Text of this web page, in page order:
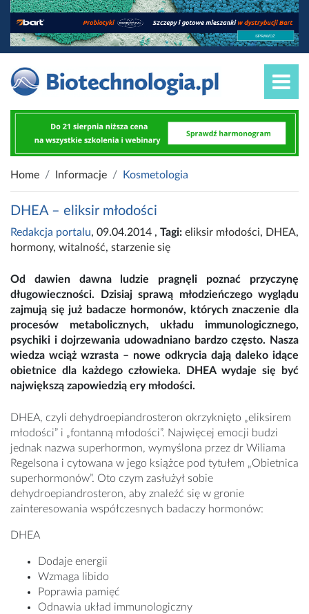
Home Informacje Kosmetologia
DHEA – eliksir młodości
Redakcja portalu, 09.04.2014 , Tagi: eliksir młodości, DHEA,
hormony, witalność, starzenie się
Od dawien dawna ludzie pragnęli poznać przyczynę
długowieczności. Dzisiaj sprawą młodzieńczego wyglądu
zajmują się już badacze hormonów, których znaczenie dla
procesów metabolicznych, układu immunologicznego,
psychiki i dojrzewania udowadniano bardzo często. Nasza
wiedza wciąż wzrasta – nowe odkrycia dają daleko idące
obietnice dla każdego człowieka. DHEA wydaje się być
największą zapowiedzią ery młodości.
DHEA, czyli dehydroepiandrosteron okrzyknięto „eliksirem
młodości” i „fontanną młodości”. Najwięcej emocji budzi
jednak nazwa superhormon, wymyślona przez dr Wiliama
Regelsona i cytowana w jego książce pod tytułem „Obietnica
superhormonów”. Oto czym zasłużył sobie
dehydroepiandrosteron, aby znaleźć się w gronie
zainteresowania współczesnych badaczy hormonów:
DHEA
Dodaje energii
Wzmaga libido
Poprawia pamięć
Odnawia układ immunologiczny